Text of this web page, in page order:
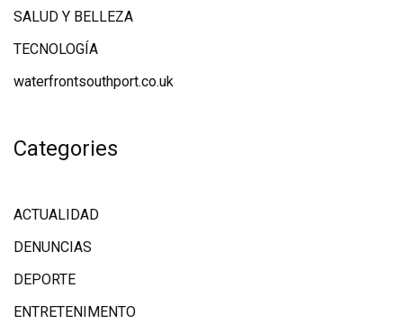
SALUD Y BELLEZA
TECNOLOGÍA
waterfrontsouthport.co.uk
Categories
ACTUALIDAD
DENUNCIAS
DEPORTE
ENTRETENIMENTO